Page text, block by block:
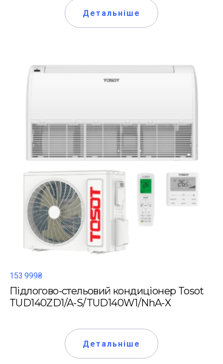
Детальніше
153 999₴
Підлогово-стельовий кондиціонер Tosot
TUD140ZD1/A-S/TUD140W1/NhA-X
Детальніше